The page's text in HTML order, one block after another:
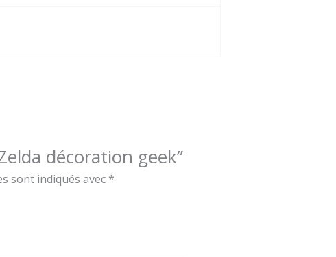
décoration geek”
sont indiqués avec *